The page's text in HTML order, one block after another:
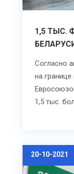
1,5 ТЫС.
Согласно
на
1,5 тыс.
20-10-2021